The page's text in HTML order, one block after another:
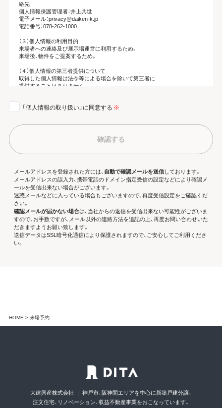
HOME 来場予約
絡先
個人情報保護管理者：井上共世
電子メール：privacy@daiken-k.jp
電話番号：078-262-1000
（３）個人情報の利用目的
来場者への連絡及び展示場運営に利用するため。
来場後、物件をご提案するため。
（４）個人情報の第三者提供について
取得した個人情報は法令等による場合を除いて第三者に
提供することはありません。
取得した個人情報の取扱いの全部又は、一部を委託することがあります。
個人情報を与えることは任意です。個人情報に関する情報の一部をご提供い
ただけない場合は、お問い合わせ内容に回答できない可能性があります。
ご本人からの求めにより、当社が保有する保有個人データに関する開示、利
用目的の通知、内容の訂正・追加または削除、利用停止、消去および第三者提
供の停止、第三者への提供記録の開示(以下、開示等という)に応じます。
開示等に応ずる窓口は、下記「当社の個人情報の取扱いに関する苦情、相談等
の問合せ先」を参照してください。
（８）本人が容易に認識できない方法による個人情報の取得
クッキーやウェブビーコン等を用いるなどして、本人が容易に認識できない
方法による個人情報の取得を行っておりません。
（９）個人情報保護方針
「個人情報の取り扱い」に同意する ※
確認する
メールアドレスを登録された方には、 自動で確認メールを送信しております。
メールアドレスの誤入力、携帯電話のドメイン指定受信の設定などにより確認メ
ールを受信出来ない場合がございます。
迷惑メールなどに入っている場合もございますので、再度受信設定をご確認くだ
さい。
確認メールが届かない場合は、当社からの返信を受信出来ない可能性がございま
すので、お手数ですが、メール以外の連絡方法を追記の上、再度お問い合わせいた
だきますようお願い致します。
送信データはSSL暗号化通信により保護されますので、ご安心してご利用くださ
い。
大建興産株式会社 ｜ 神戸市、阪神間エリアを中心に新築戸建分譲、
注文住宅、リノベーション、収益不動産事業をおこなっています。